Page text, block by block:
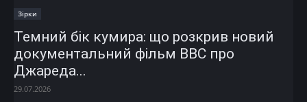
Зірки
Темний бік кумира: що розкрив новий
документальний фільм ВВС про
Джареда...
29.07.2026